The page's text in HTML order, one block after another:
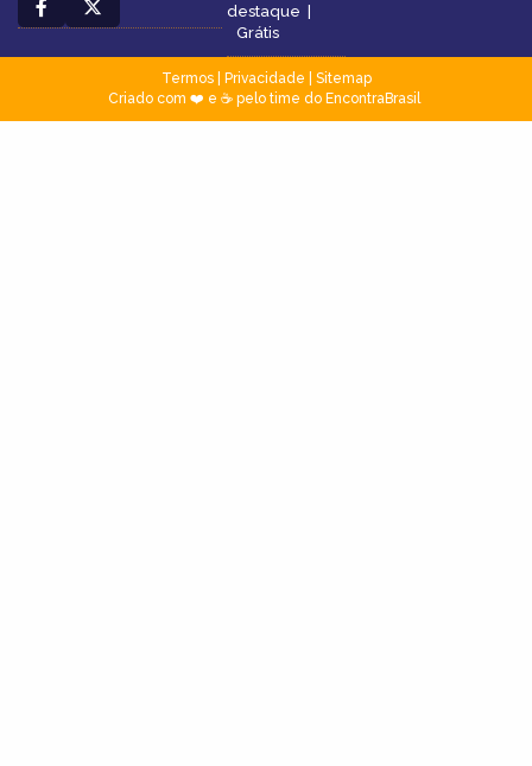
destaque |
Grátis
Termos| Privacidade
Sitemap
Criado com ❤️ e ☕ pelo time do EncontraBrasil